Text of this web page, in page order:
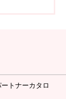
トナーカタロ